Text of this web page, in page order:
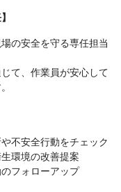
の安全を守る専任担当
て、作業員が安心して
不安全行動をチェック
環境の改善提案
フォローアップ